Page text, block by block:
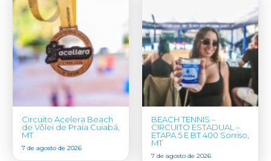
Circuito Acelera Beach
de Vôlei de Praia Cuiabá,
MT
7 de agosto de 2026
BEACH TENNIS –
CIRCUITO ESTADUAL –
ETAPA 5 E BT 400 Sorriso,
MT
7 de agosto de 2026